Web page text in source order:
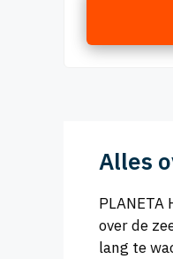
Alles
over de
lang te